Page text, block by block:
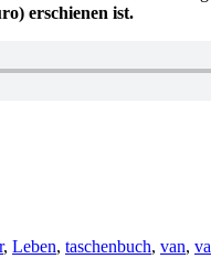
erschienen ist.
, Leben, taschenbuch, van,